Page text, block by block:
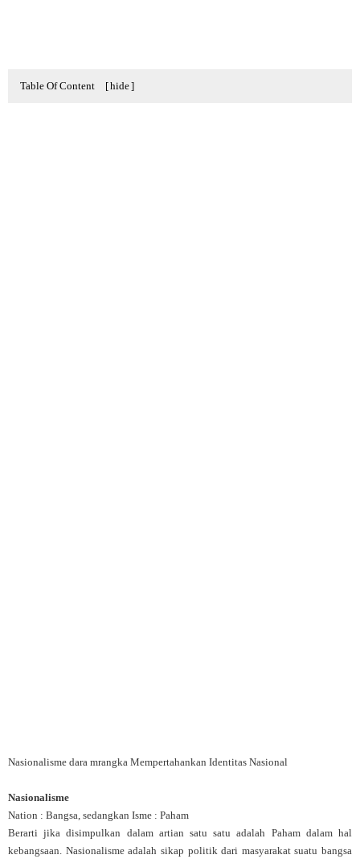
Table Of Content [hide]
Nasionalisme dara mrangka Mempertahankan Identitas Nasional
Nasionalisme
Nation : Bangsa, sedangkan Isme : Paham
Berarti jika disimpulkan dalam artian satu satu adalah Paham dalam hal
kebangsaan. Nasionalisme adalah sikap politik dari masyarakat suatu bangsa